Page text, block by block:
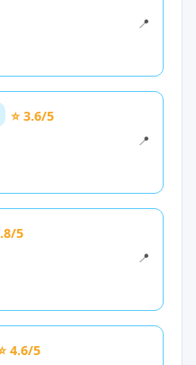
📍
⭐ 3.6/5
📍
5
📍
4.6/5